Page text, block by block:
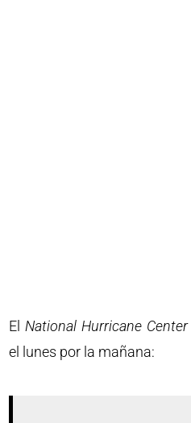
El National Hurricane Center
el lunes por la mañana: